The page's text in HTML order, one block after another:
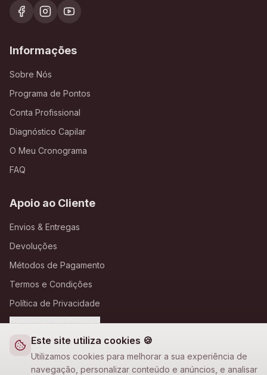
Este site utiliza cookies 🍪
Utilizamos cookies para melhorar a sua experiência de
navegação, personalizar conteúdo e anúncios, e analisar
Informações
Sobre Nós
Programa de Pontos
Conta Profissional
Diagnóstico Capilar
O Meu Cronograma
FAQ
Apoio ao Cliente
Envios & Entregas
Devoluções
Métodos de Pagamento
Termos e Condições
Política de Privacidade
Definições de Cookies
A Loja Nova